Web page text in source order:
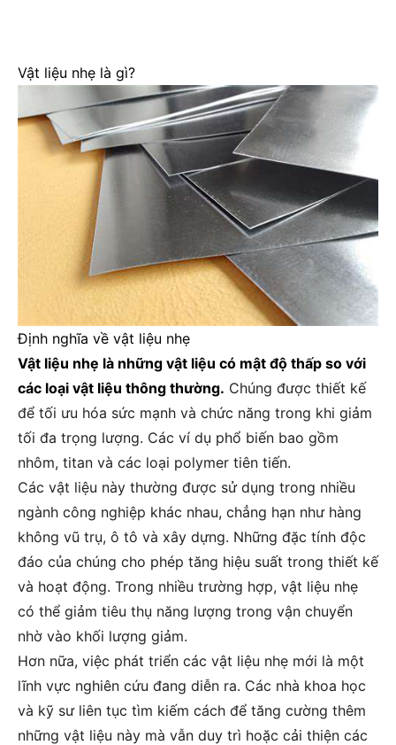
Vật liệu nhẹ là gì?
Định nghĩa về vật liệu nhẹ
Vật liệu nhẹ là những vật liệu có mật độ thấp so với
các loại vật liệu thông thường. Chúng được thiết kế
để tối ưu hóa sức mạnh và chức năng trong khi giảm
tối đa trọng lượng. Các ví dụ phổ biến bao gồm
nhôm, titan và các loại polymer tiên tiến.
Các vật liệu này thường được sử dụng trong nhiều
ngành công nghiệp khác nhau, chẳng hạn như hàng
không vũ trụ, ô tô và xây dựng. Những đặc tính độc
đáo của chúng cho phép tăng hiệu suất trong thiết kế
và hoạt động. Trong nhiều trường hợp, vật liệu nhẹ
có thể giảm tiêu thụ năng lượng trong vận chuyển
nhờ vào khối lượng giảm.
Hơn nữa, việc phát triển các vật liệu nhẹ mới là một
lĩnh vực nghiên cứu đang diễn ra. Các nhà khoa học
và kỹ sư liên tục tìm kiếm cách để tăng cường thêm
những vật liệu này mà vẫn duy trì hoặc cải thiện các